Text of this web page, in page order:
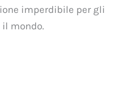
imperdibile per gli
mondo.